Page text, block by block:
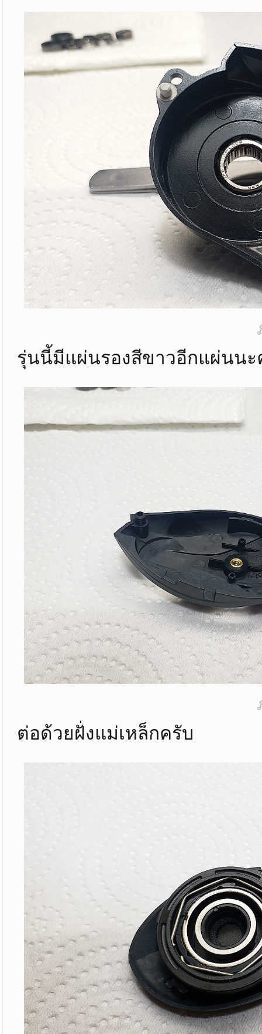
รุ่นนี้มีแผ่นรองสีขาวอีกแผ่นนะ
ต่อด้วยฝั่งแม่เหล็กครับ